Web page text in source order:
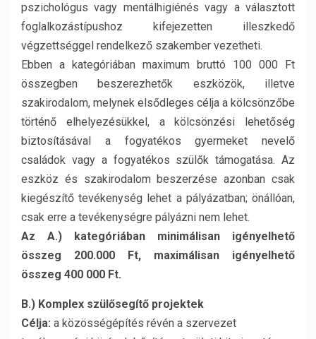
pszichológus vagy mentálhigiénés vagy a választott
foglalkozástípushoz kifejezetten illeszkedő
végzettséggel rendelkező szakember vezetheti.
Ebben a kategóriában maximum bruttó 100 000 Ft
összegben beszerezhetők eszközök, illetve
szakirodalom, melynek elsődleges célja a kölcsönzőbe
történő elhelyezésükkel, a kölcsönzési lehetőség
biztosításával a fogyatékos gyermeket nevelő
családok vagy a fogyatékos szülők támogatása. Az
eszköz és szakirodalom beszerzése azonban csak
kiegészítő tevékenység lehet a pályázatban; önállóan,
csak erre a tevékenységre pályázni nem lehet.
Az A.) kategóriában minimálisan igényelhető
összeg 200.000 Ft, maximálisan igényelhető
összeg 400 000 Ft.
B.) Komplex szülősegítő projektek
Célja: a közösségépítés révén a szervezet